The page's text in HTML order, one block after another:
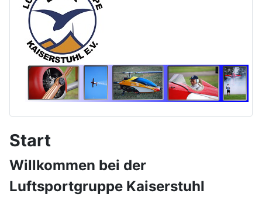
Start
Willkommen bei der
Luftsportgruppe Kaiserstuhl